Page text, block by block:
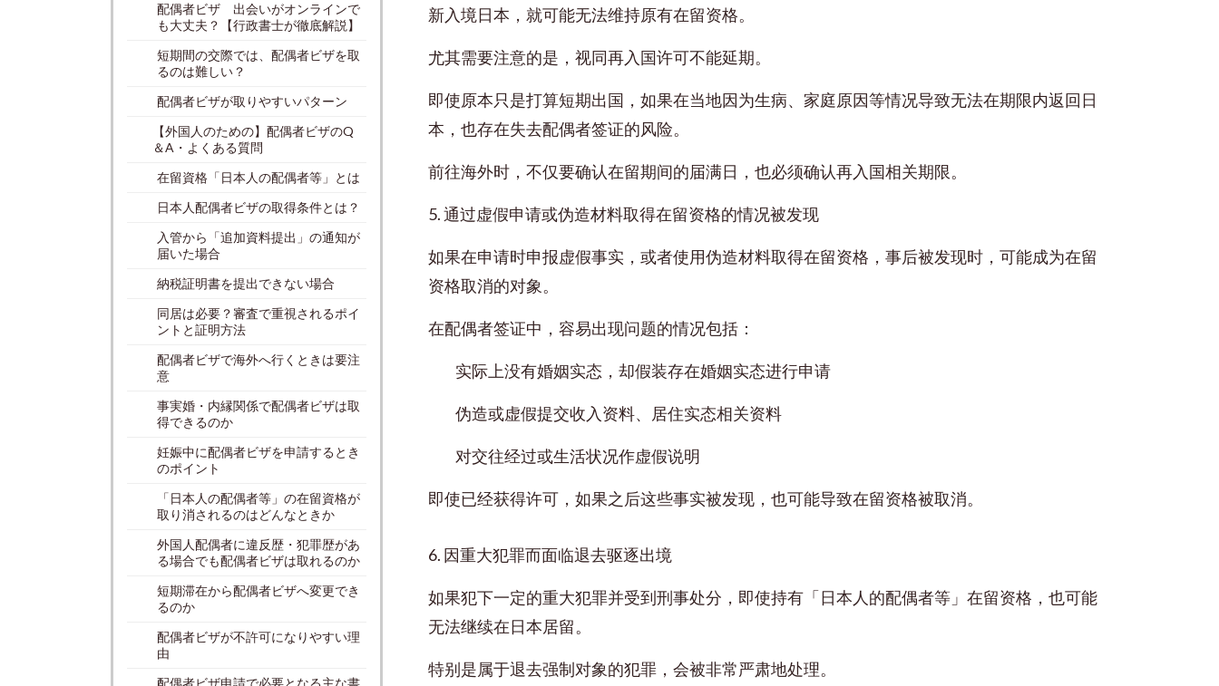
新入境日本，就可能无法维持原有在留资格。
尤其需要注意的是，视同再入国许可不能延期。
即使原本只是打算短期出国，如果在当地因为生病、家庭原因等情况导致无法在期限内返回日
本，也存在失去配偶者签证的风险。
前往海外时，不仅要确认在留期间的届满日，也必须确认再入国相关期限。
5. 通过虚假申请或伪造材料取得在留资格的情况被发现
如果在申请时申报虚假事实，或者使用伪造材料取得在留资格，事后被发现时，可能成为在留
资格取消的对象。
在配偶者签证中，容易出现问题的情况包括：
实际上没有婚姻实态，却假装存在婚姻实态进行申请
伪造或虚假提交收入资料、居住实态相关资料
对交往经过或生活状况作虚假说明
即使已经获得许可，如果之后这些事实被发现，也可能导致在留资格被取消。
6. 因重大犯罪而面临退去驱逐出境
如果犯下一定的重大犯罪并受到刑事处分，即使持有「日本人的配偶者等」在留资格，也可能
无法继续在日本居留。
特别是属于退去强制对象的犯罪，会被非常严肃地处理。
配偶者ビザ 出会いがオンラインで
も大丈夫？【行政書士が徹底解説】
短期間の交際では、配偶者ビザを取
るのは難しい？
配偶者ビザが取りやすいパターン
【外国人のための】配偶者ビザのQ
＆A・よくある質問
在留資格「日本人の配偶者等」とは
日本人配偶者ビザの取得条件とは？
入管から「追加資料提出」の通知が
届いた場合
納税証明書を提出できない場合
同居は必要？審査で重視されるポイ
ントと証明方法
配偶者ビザで海外へ行くときは要注
意
事実婚・内縁関係で配偶者ビザは取
得できるのか
妊娠中に配偶者ビザを申請するとき
のポイント
「日本人の配偶者等」の在留資格が
取り消されるのはどんなときか
外国人配偶者に違反歴・犯罪歴があ
る場合でも配偶者ビザは取れるのか
短期滞在から配偶者ビザへ変更でき
るのか
配偶者ビザが不許可になりやすい理
由